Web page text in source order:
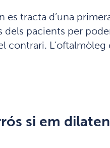
es tracta d’una
dels pacients per
contrari. L’oftalmòleg
si em